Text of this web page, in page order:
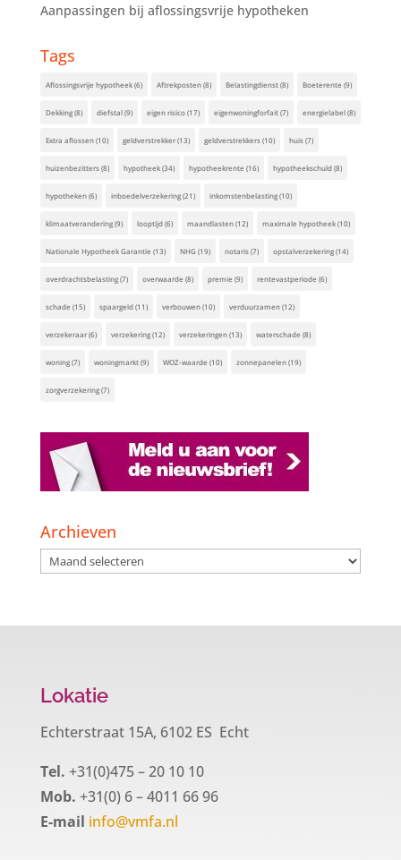
Aanpassingen bij aflossingsvrije hypotheken
Tags
Aflossingsvrije hypotheek(6) Aftrekposten(8) Belastingdienst(8) Boeterente (9)
Dekking(8) diefstal(9) eigen risico(17) eigenwoningforfait(7) energielabel(8)
Extra aflossen(10) geldverstrekker(13) geldverstrekkers(10) huis(7)
huizenbezitters(8) hypotheek(34) hypotheekrente (16) hypotheekschuld(8)
hypotheken(6) inboedelverzekering(21) inkomstenbelasting(10)
klimaatverandering(9) looptijd(6) maandlasten(12) maximale hypotheek(10)
Nationale Hypotheek Garantie (13) NHG(19) notaris(7) opstalverzekering(14)
overdrachtsbelasting(7) overwaarde (8) premie (9) rentevastperiode (6)
schade (15) spaargeld(11) verbouwen(10) verduurzamen(12)
verzekeraar(6) verzekering(12) verzekeringen(13) waterschade (8)
woning(7) woningmarkt(9) WOZ-waarde (10) zonnepanelen(19)
zorgverzekering(7)
Archieven
Archieven
Lokatie
Echterstraat 15A, 6102 ES Echt
Tel. +31(0)475 – 20 10 10
Mob. +31(0) 6 – 4011 66 96
E-mail info@vmfa.nl